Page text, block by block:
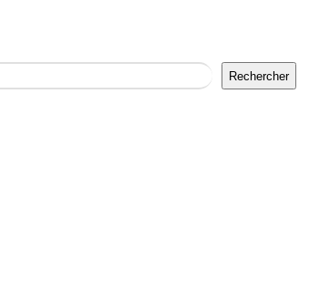
Rechercher